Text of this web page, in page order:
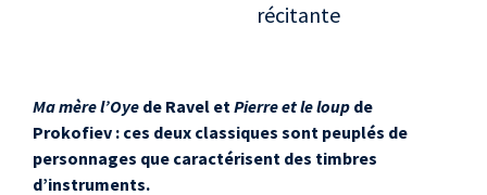
récitante
Ma mère l’Oye de Ravel etPierre et le loup de
Prokofiev : ces deux classiques sont peuplés de
personnages que caractérisent des timbres
d’instruments.